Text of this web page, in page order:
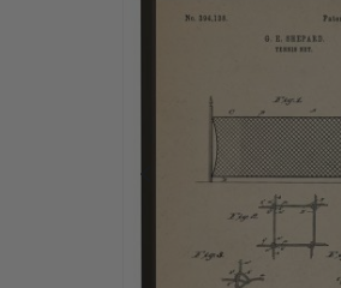
Personalisiertes